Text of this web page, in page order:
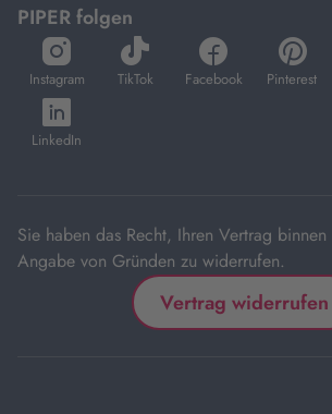
PIPER folgen
Instagram
öffnet
in
neuem
Tab
TikTok
öffnet
in
Facebook
öffnet
in
Pinterest
öffnet
in
LinkedIn
öffnet
in
Sie haben das Recht, Ihren Vertrag binnen
Angabe von Gründen zu widerrufen.
Vertrag widerrufen